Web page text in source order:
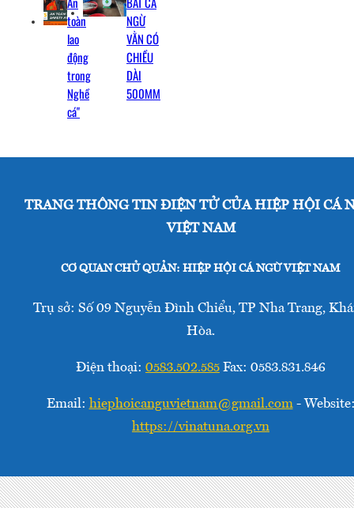
toàn
lao
động
trong
Nghề
cá"
NGỪ
VẰN CÓ
CHIỀU
DÀI
500MM
TRANG THÔNG TIN ĐIỆN TỬ CỦA HIỆP HỘI CÁ
VIỆT NAM
CƠ QUAN CHỦ QUẢN: HIỆP HỘI CÁ NGỪ VIỆT NAM
Trụ sở: Số 09 Nguyễn Đình Chiểu, TP Nha Trang,
Hòa.
Điện thoại: 0583.502.585 Fax: 0583.831.846
Email: hiephoicanguvietnam@gmail.com-
https://vinatuna.org.vn